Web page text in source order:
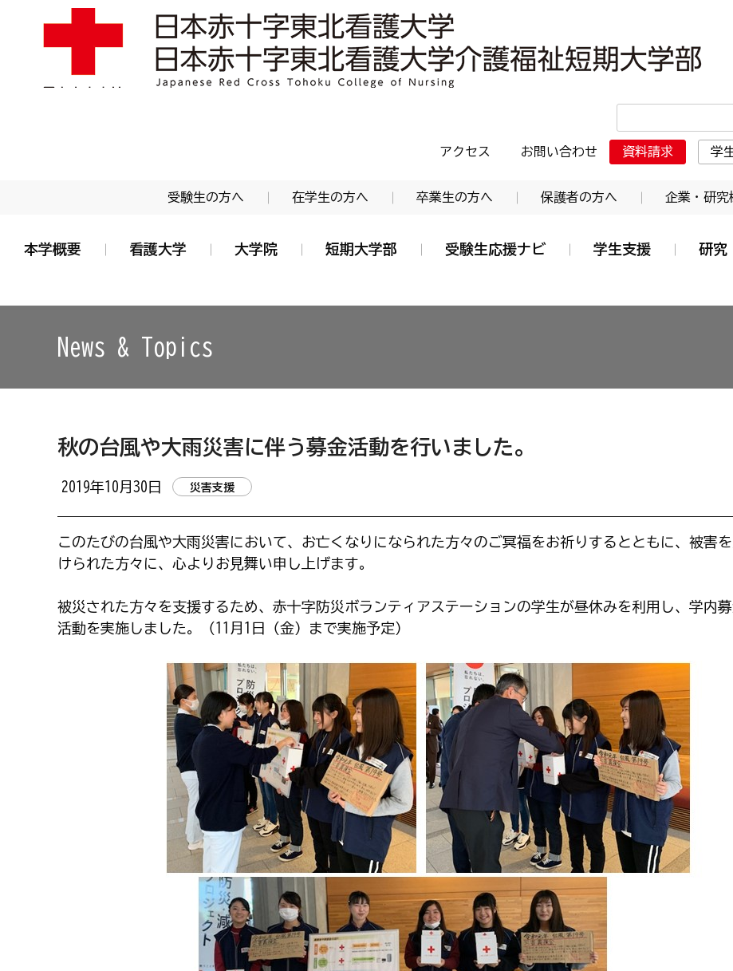
学校法人 日本赤十字学園 日本赤十字東北看護大学・日本赤十字東北看護大学介護福祉短期大学部
アクセス お問い合わせ 資料請求 学
受験生の方へ 在学生の方へ 卒業生の方へ 保護者の方へ 企業・研究
本学概要 看護大学 大学院 短期大学部 受験生応援ナビ 学生支援 研究
News & Topics
秋の台風や大雨災害に伴う募金活動を行いました。
2019年10月30日 災害支援
このたびの台風や大雨災害において、お亡くなりになられた方々のご冥福をお祈りするとともに、被害
けられた方々に、心よりお見舞い申し上げます。
被災された方々を支援するため、赤十字防災ボランティアステーションの学生が昼休みを利用し、学内
活動を実施しました。（11月1日（金）まで実施予定）